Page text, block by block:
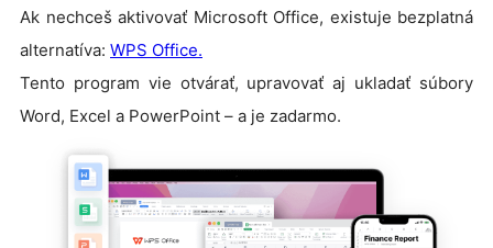
Ak nechceš aktivovať Microsoft Office, existuje bezplatná
alternatíva: WPS Office.
Tento program vie otvárať, upravovať aj ukladať súbory
Word, Excel a PowerPoint – a je zadarmo.